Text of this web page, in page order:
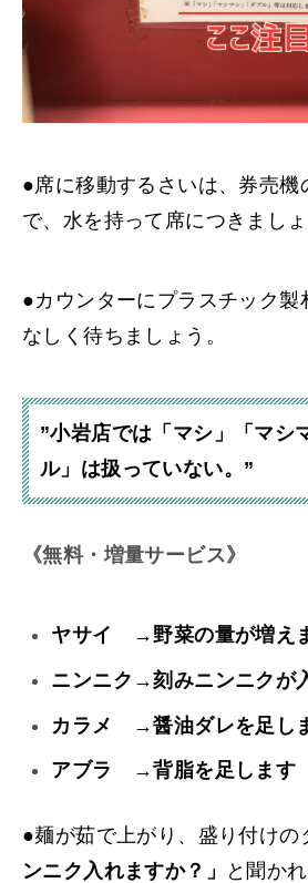
●席に移動するさいは、券売機
で、水を持って席につきましょ
●カウンターにプラスチック製
なしく待ちましょう。
”小岩店では「マシ」「マシ
ル」は扱っていない。”
《無料・増量サービス》
ヤサイ →野菜の量が増え
ニンニク→刻みニンニクが
カラメ →醤油ダレを足し
アブラ →背脂を足します
●麺が茹で上がり、盛り付けの
ンニク入れますか？」
と聞か